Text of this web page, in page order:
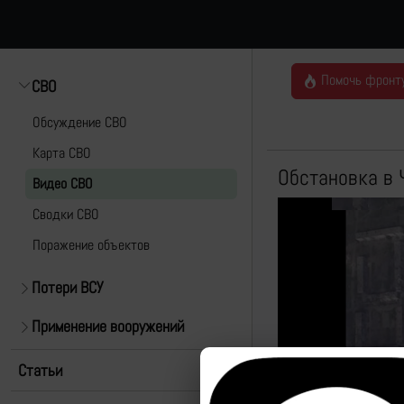
СВО
Обсуждение СВО
Карта СВО
Видео СВО
Cводки СВО
Поражение объектов
Потери ВСУ
Применение вооружений
Статьи
Помочь
Обстановка в